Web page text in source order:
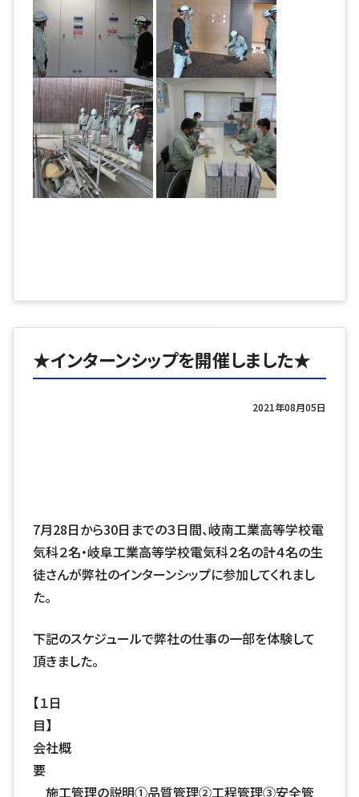
★インターンシップを開催しました★
2021年08月05日
7月28日から30日までの３日間、岐南工業高等学校電
気科２名・岐阜工業高等学校電気科２名の計４名の生
徒さんが弊社のインターンシップに参加してくれまし
た。
下記のスケジュールで弊社の仕事の一部を体験して
頂きました。
【１日
会社概
施工管理の説明①品質管理②工程管理③安全管